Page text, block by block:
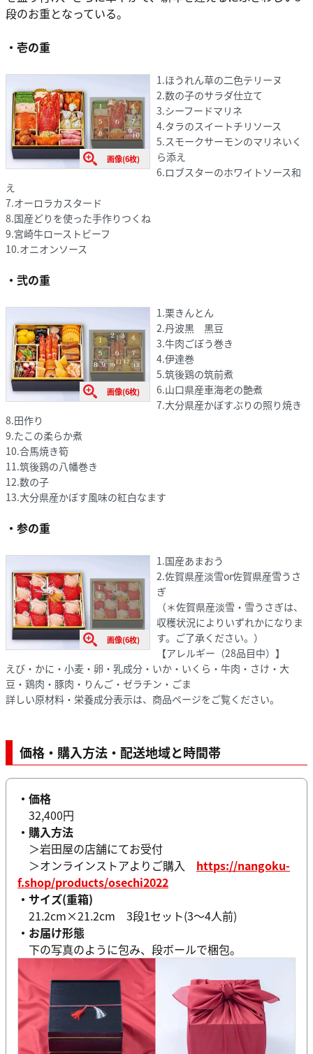
段のお重となっている。
・壱の重
画像(6枚)
1.ほうれん草の二色テリーヌ
2.数の子のサラダ仕立て
3.シーフードマリネ
4.タラのスイートチリソース
5.スモークサーモンのマリネいく
ら添え
6.ロブスターのホワイトソース和
え
7.オーロラカスタード
8.国産どりを使った手作りつくね
9.宮崎牛ローストビーフ
10.オニオンソース
・弐の重
画像(6枚)
1.栗きんとん
2.丹波黒 黒豆
3.牛肉ごぼう巻き
4.伊達巻
5.筑後鶏の筑前煮
6.山口県産車海老の艶煮
7.大分県産かぼすぶりの照り焼き
8.田作り
9.たこの柔らか煮
10.合馬焼き筍
11.筑後鶏の八幡巻き
12.数の子
13.大分県産かぼす風味の紅白なます
・参の重
画像(6枚)
1.国産あまおう
2.佐賀県産淡雪or佐賀県産雪うさ
ぎ
（＊佐賀県産淡雪・雪うさぎは、
収穫状況によりいずれかになりま
す。ご了承ください。）
【アレルギー（28品目中）】
えび・かに・小麦・卵・乳成分・いか・いくら・牛肉・さけ・大
豆・鶏肉・豚肉・りんご・ゼラチン・ごま
詳しい原材料・栄養成分表示は、商品ページをご覧ください。
価格・購入方法・配送地域と時間帯
・価格
32,400円
・購入方法
＞岩田屋の店舗にてお受付
＞オンラインストアよりご購入 https://nangoku-
f.shop/products/osechi2022
・サイズ(重箱)
21.2cm×21.2cm 3段1セット(3～4人前)
・お届け形態
下の写真のように包み、段ボールで梱包。